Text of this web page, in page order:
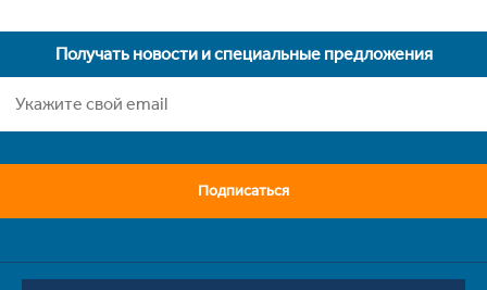
Получать новости и специальные предложения
Подписаться